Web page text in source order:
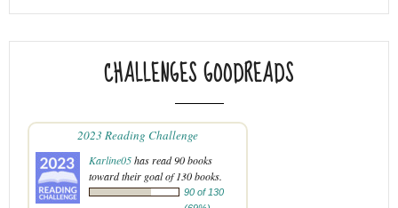
CHALLENGES GOODREADS
2023 Reading Challenge
Karline05has read 90 books
toward their goal of 130 books.
90 of 130